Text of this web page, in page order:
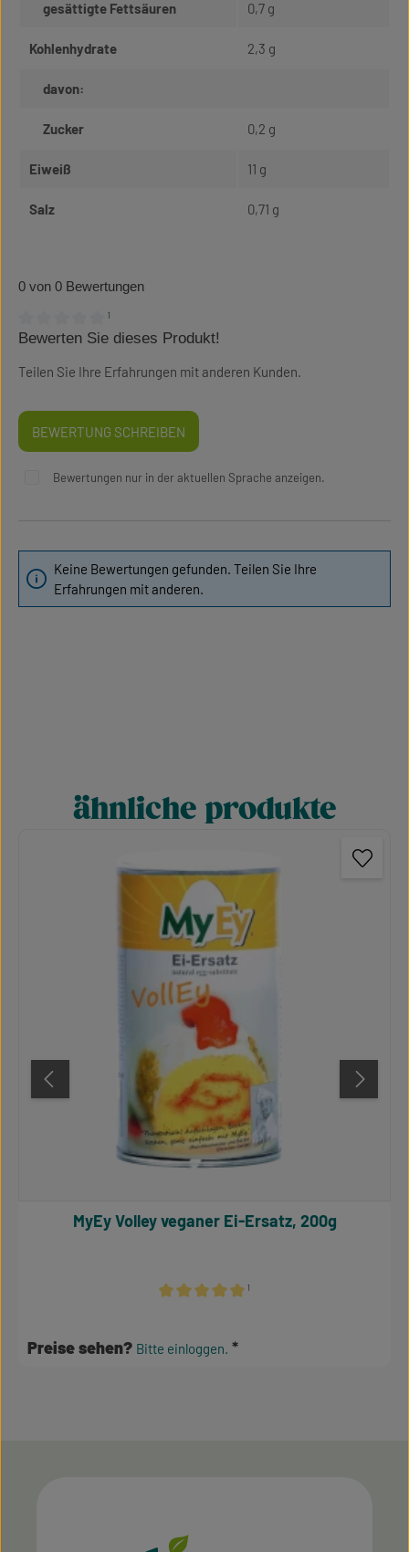
gesättigte Fettsäuren 0,7 g
Kohlenhydrate 2,3 g
davon:
Zucker 0,2 g
Eiweiß 11 g
Salz 0,71 g
0 von 0 Bewertungen
Durchschnittliche Bewertung von 0 von 5 Sternen
¹
Bewerten Sie dieses Produkt!
Teilen Sie Ihre Erfahrungen mit anderen Kunden.
BEWERTUNG SCHREIBEN
Bewertungen nur in der aktuellen Sprache anzeigen.
Keine Bewertungen gefunden. Teilen Sie Ihre
Erfahrungen mit anderen.
Produktgalerie überspringen
ähnliche produkte
¹
MyEy Volley veganer Ei-Ersatz, 200g
Preise sehen? Bitte einloggen.